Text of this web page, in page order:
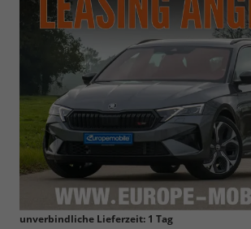
unverbindliche Lieferzeit: 1 Tag